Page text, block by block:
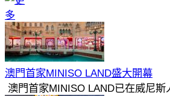
澳門首家MINISO LAND盛大開幕
澳門首家MINISO LAND已在威尼斯